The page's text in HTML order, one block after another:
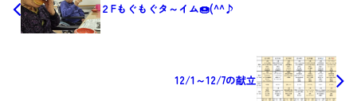
２Fもぐもぐタ～イム🍩(^^♪
12/1～12/7の献立